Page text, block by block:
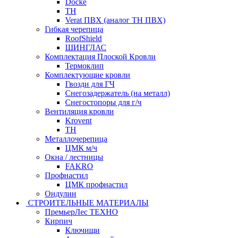
Docke
ТН
Verat ПВХ (аналог ТН ПВХ)
Гибкая черепица
RoofShield
ШИНГЛАС
Комплектация Плоской Кровли
Термоклип
Комплектующие кровли
Гвозди для ГЧ
Снегозадержатель (на металл)
Снегостопоры для г/ч
Вентиляция кровли
Krovent
ТН
Металлочерепица
ЦМК м/ч
Окна / лестницы
FAKRO
Профнастил
ЦМК профнастил
Ондулин
СТРОИТЕЛЬНЫЕ МАТЕРИАЛЫ
ПремьерЛес ТЕХНО
Кирпич
Ключищи